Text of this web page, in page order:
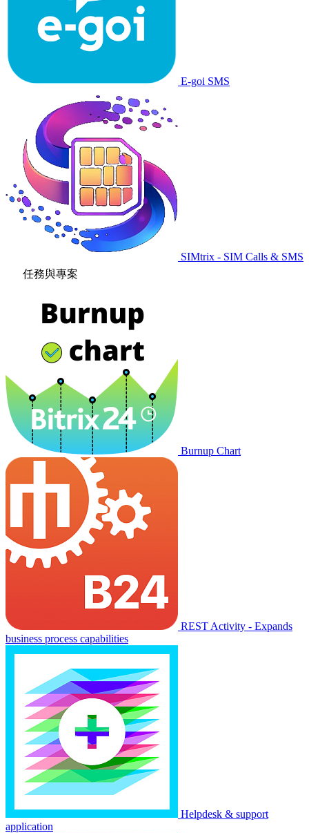
E-goi SMS
SIMtrix - SIM Calls & SMS
任務與專案
Burnup Chart
REST Activity - Expands
business process capabilities
Helpdesk & support
application